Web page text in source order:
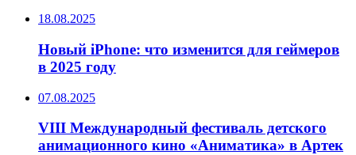
18.08.2025
Новый iPhone: что изменится для геймеров
в 2025 году
07.08.2025
VIII Международный фестиваль детского
анимационного кино «Аниматика» в Артек